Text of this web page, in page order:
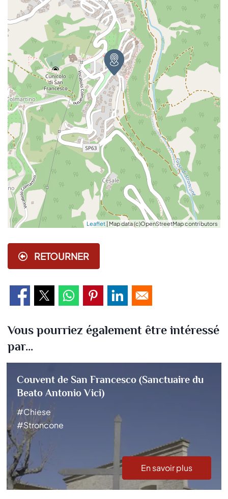
Leaflet| Map data (c)OpenStreetMap contributors
RETOURNER
Vous pourriez également être intéressé
par...
Couvent de San Francesco (Sanctuaire du
Beato Antonio Vici)
#Chiese
#Stroncone
En savoir plus